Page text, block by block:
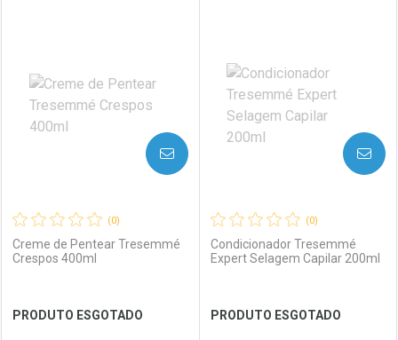
Laboratório
Ver Desconto Convênio
Por Menos Laboratório
Ver Desconto Convênio
Por Menos
(0)
Creme de Pentear Tresemmé
Crespos 400ml
PRODUTO ESGOTADO
AVISE-ME
(0)
Condicionador Tresemmé
Expert Selagem Capilar 200ml
PRODUTO ESGOTADO
AVISE-ME